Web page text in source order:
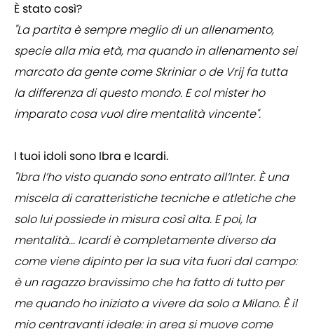
È stato così?
"La partita è sempre meglio di un allenamento,
specie alla mia età, ma quando in allenamento sei
marcato da gente come Skriniar o de Vrij fa tutta
la differenza di questo mondo. E col mister ho
imparato cosa vuol dire mentalità vincente".
I tuoi idoli sono Ibra e Icardi.
"Ibra l’ho visto quando sono entrato all’Inter. È una
miscela di caratteristiche tecniche e atletiche che
solo lui possiede in misura così alta. E poi, la
mentalità... Icardi è completamente diverso da
come viene dipinto per la sua vita fuori dal campo:
è un ragazzo bravissimo che ha fatto di tutto per
me quando ho iniziato a vivere da solo a Milano. È il
mio centravanti ideale: in area si muove come